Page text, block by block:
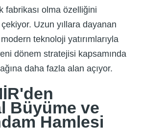
fabrikası olma özelliğini
Uzun yıllara dayanan
teknoloji yatırımlarıyla
dönem stratejisi kapsamında
daha fazla alan açıyor.
Büyüme ve
Hamlesi